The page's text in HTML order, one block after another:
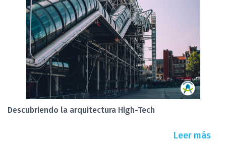
Descubriendo la arquitectura High-Tech
Leer más